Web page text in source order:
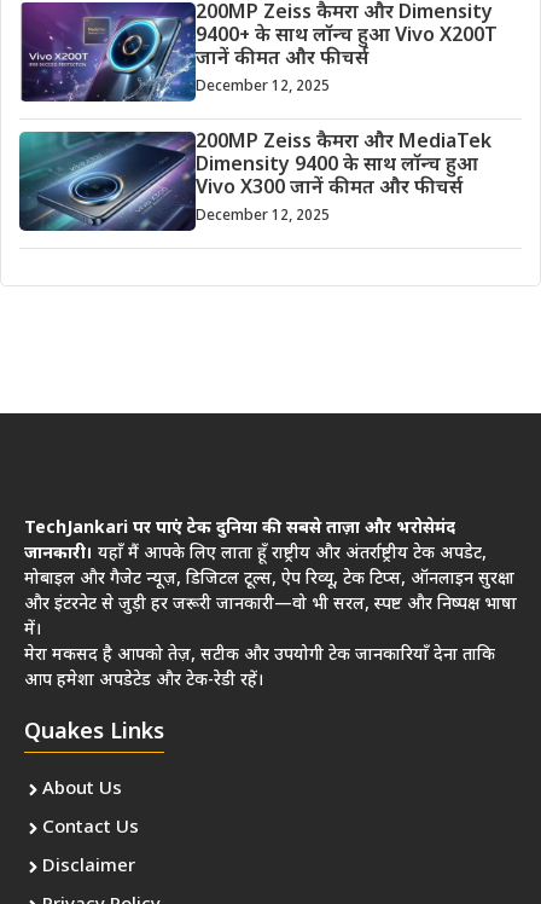
200MP Zeiss कैमरा और Dimensity
9400+ के साथ लॉन्च हुआ Vivo X200T
जानें कीमत और फीचर्स
December 12, 2025
200MP Zeiss कैमरा और MediaTek
Dimensity 9400 के साथ लॉन्च हुआ
Vivo X300 जानें कीमत और फीचर्स
December 12, 2025
TechJankari पर पाएं टेक दुनिया की सबसे ताज़ा और भरोसेमंद
जानकारी। यहाँ मैं आपके लिए लाता हूँ राष्ट्रीय और अंतर्राष्ट्रीय टेक अपडेट,
मोबाइल और गैजेट न्यूज़, डिजिटल टूल्स, ऐप रिव्यू, टेक टिप्स, ऑनलाइन सुरक्षा
और इंटरनेट से जुड़ी हर जरूरी जानकारी—वो भी सरल, स्पष्ट और निष्पक्ष भाषा
में।
मेरा मकसद है आपको तेज़, सटीक और उपयोगी टेक जानकारियाँ देना ताकि
आप हमेशा अपडेटेड और टेक-रेडी रहें।
Quakes Links
About Us
Contact Us
Disclaimer